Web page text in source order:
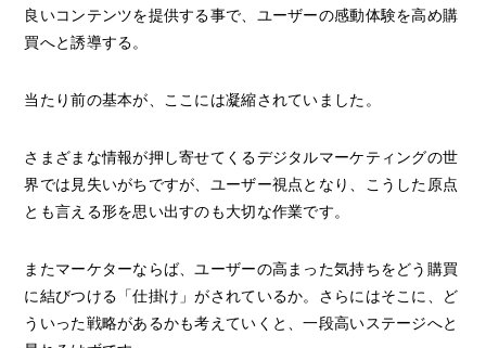
良いコンテンツを提供する事で、ユーザーの感動体験を高め購
買へと誘導する。
当たり前の基本が、ここには凝縮されていました。
さまざまな情報が押し寄せてくるデジタルマーケティングの世
界では見失いがちですが、ユーザー視点となり、こうした原点
とも言える形を思い出すのも大切な作業です。
またマーケターならば、ユーザーの高まった気持ちをどう購買
に結びつける「仕掛け」がされているか。さらにはそこに、ど
ういった戦略があるかも考えていくと、一段高いステージへと